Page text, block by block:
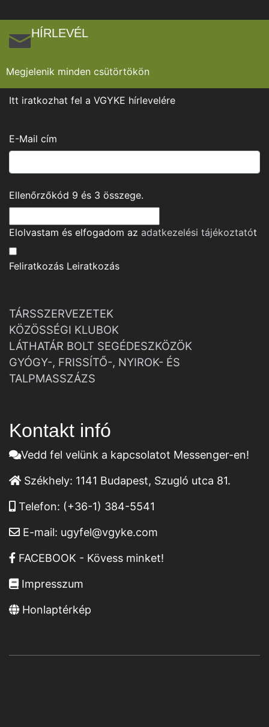
HÍRLEVÉL
Megjelenik minden csütörtökön
Itt iratkozhat fel a VGYKE hírlevelére
E-Mail cím
Ellenőrzőkód 9 és 3 összege.
Elolvastam és elfogadom az adatkezelési tájékoztatót
Feliratkozás Leiratkozás
TÁRSSZERVEZETEK
KÖZÖSSÉGI KLUBOK
LÁTHATÁR BOLT SEGÉDESZKÖZÖK
GYÓGY-, FRISSÍTŐ-, NYIROK- ÉS
TALPMASSZÁZS
Kontakt infó
Vedd fel velünk a kapcsolatot Messenger-en!
Székhely: 1141 Budapest, Szugló utca 81.
Telefon: (+36-1) 384-5541
E-mail: ugyfel@vgyke.com
FACEBOOK - Kövess minket!
Impresszum
Honlaptérkép